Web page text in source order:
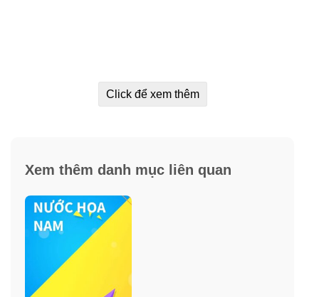
Click để xem thêm
Xem thêm danh mục liên quan